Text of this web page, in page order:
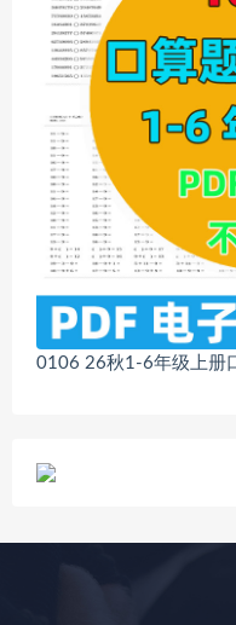
0106 26秋1-6年级上册